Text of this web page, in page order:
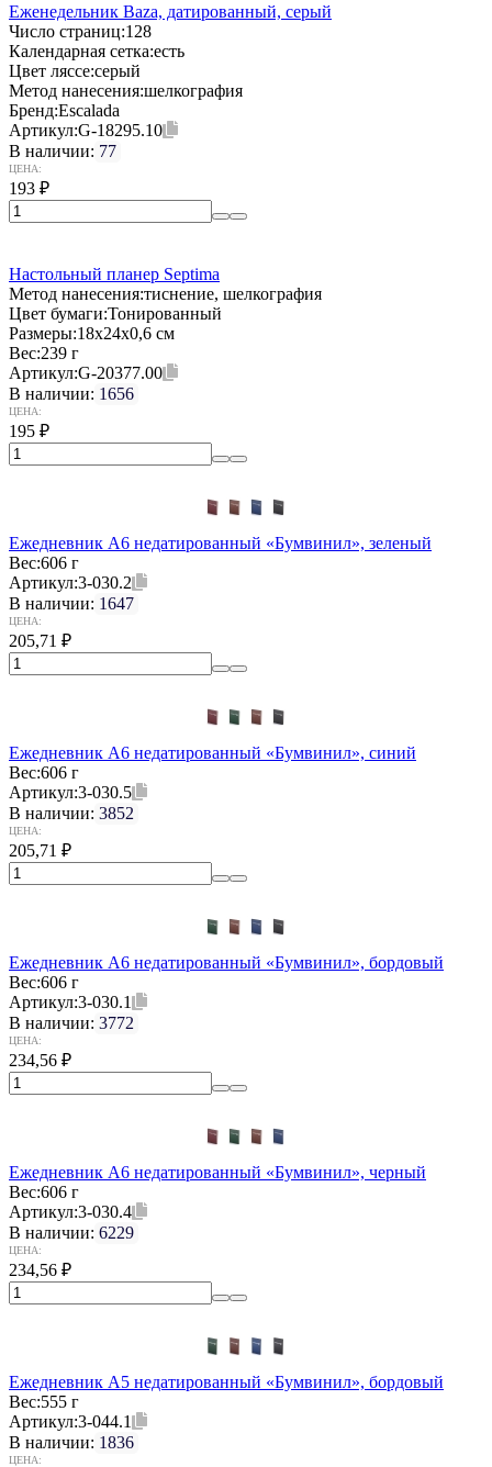
Еженедельник Baza, датированный, серый
Число страниц:128
Календарная сетка:есть
Цвет ляссе:серый
Метод нанесения:шелкография
Бренд:Escalada
Артикул:G-18295.10
В наличии: 77
ЦЕНА:
193 ₽
Настольный планер Septima
Метод нанесения:тиснение, шелкография
Цвет бумаги:Тонированный
Размеры:18х24х0,6 см
Вес:239 г
Артикул:G-20377.00
В наличии: 1656
ЦЕНА:
195 ₽
Ежедневник А6 недатированный «Бумвинил», зеленый
Вес:606 г
Артикул:3-030.2
В наличии: 1647
ЦЕНА:
205,71 ₽
Ежедневник А6 недатированный «Бумвинил», синий
Вес:606 г
Артикул:3-030.5
В наличии: 3852
ЦЕНА:
205,71 ₽
Ежедневник А6 недатированный «Бумвинил», бордовый
Вес:606 г
Артикул:3-030.1
В наличии: 3772
ЦЕНА:
234,56 ₽
Ежедневник А6 недатированный «Бумвинил», черный
Вес:606 г
Артикул:3-030.4
В наличии: 6229
ЦЕНА:
234,56 ₽
Ежедневник А5 недатированный «Бумвинил», бордовый
Вес:555 г
Артикул:3-044.1
В наличии: 1836
ЦЕНА: